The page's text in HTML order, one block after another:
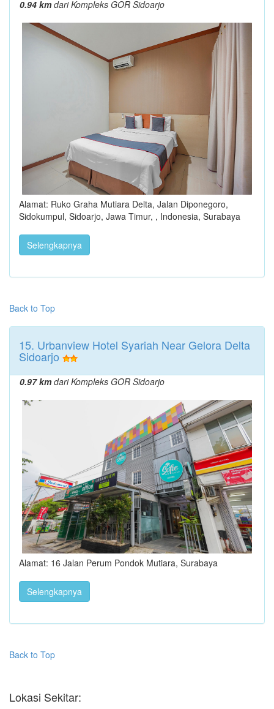
0.94 kmdari Kompleks GOR Sidoarjo
Alamat: Ruko Graha Mutiara Delta, Jalan Diponegoro,
Sidokumpul, Sidoarjo, Jawa Timur, , Indonesia, Surabaya
Selengkapnya
Back to Top
15. Urbanview Hotel Syariah Near Gelora Delta
Sidoarjo
0.97 kmdari Kompleks GOR Sidoarjo
Alamat: 16 Jalan Perum Pondok Mutiara, Surabaya
Selengkapnya
Back to Top
Lokasi Sekitar: